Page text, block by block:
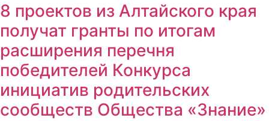
8 проектов из Алтайского края
получат гранты по итогам
расширения перечня
победителей Конкурса
инициатив родительских
сообществ Общества «Знание»